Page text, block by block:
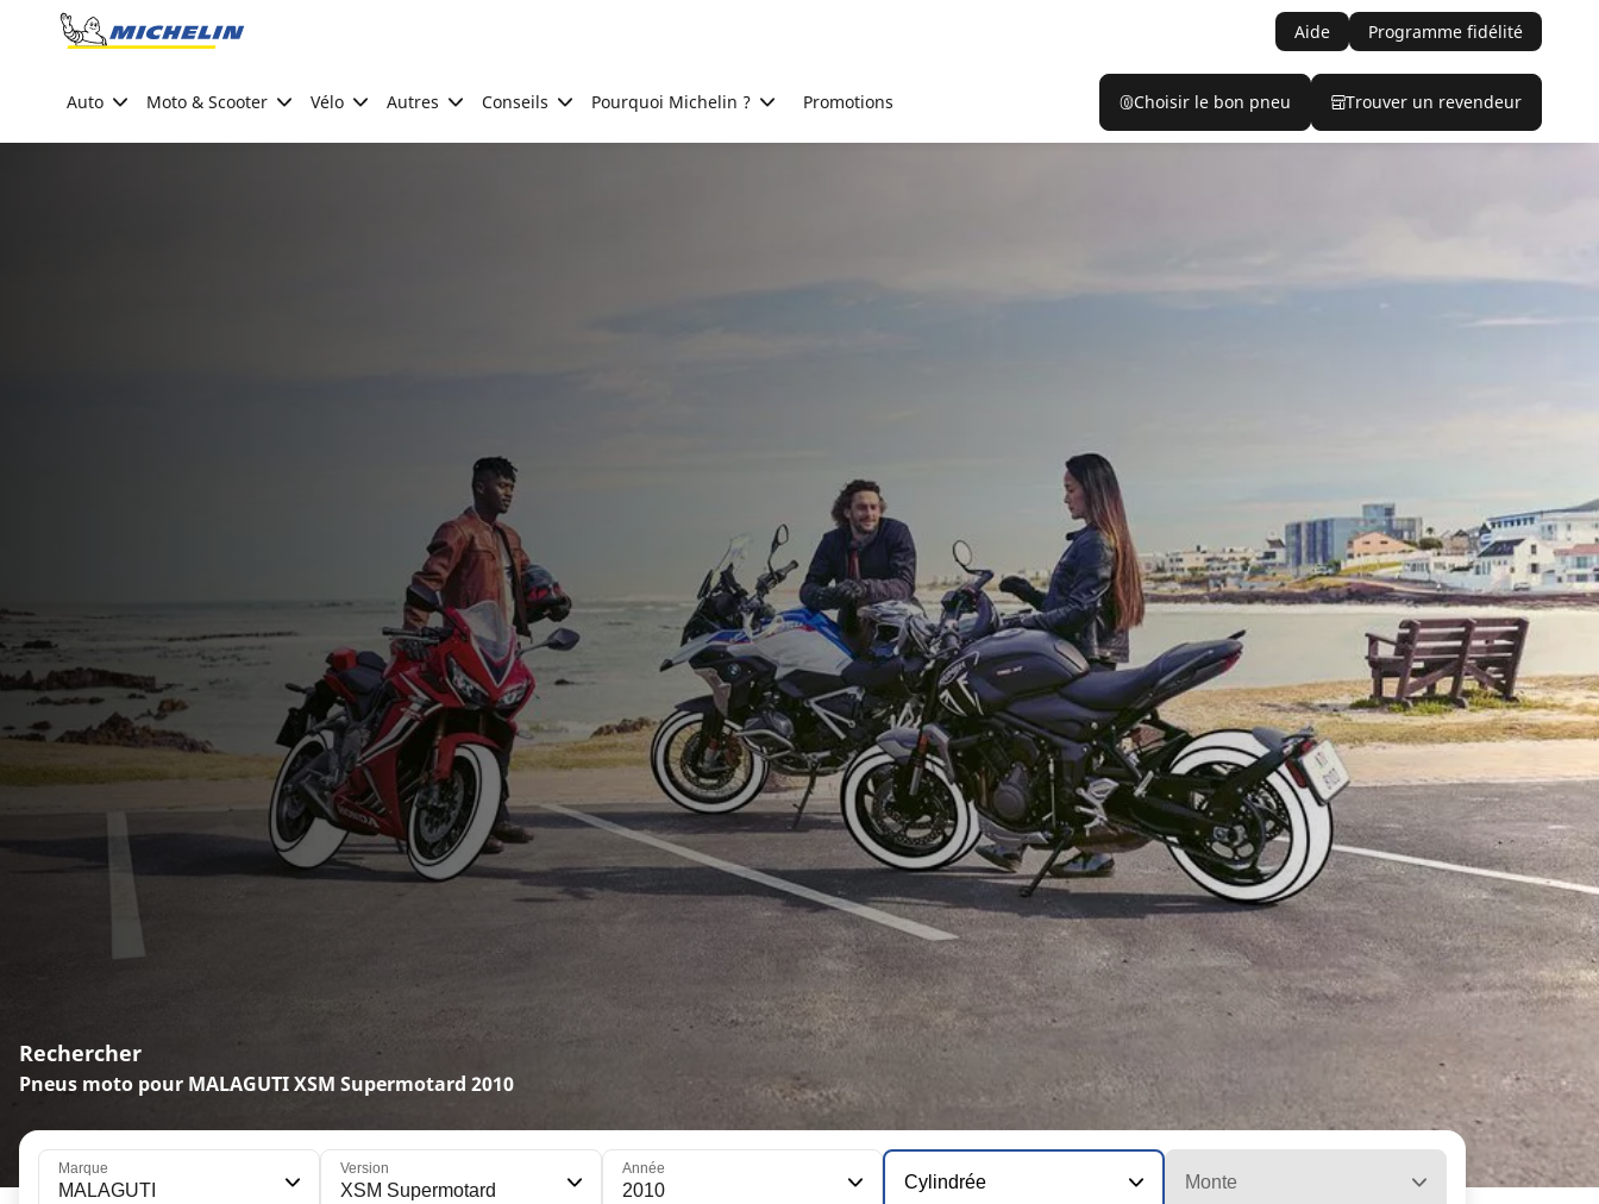
Go to page content
Aide Programme fidélité
Auto Moto & Scooter Vélo Autres Conseils Pourquoi Michelin ? Promotions Choisir le bon pneu Trouver un revendeur
Rechercher
Pneus moto pour MALAGUTI XSM Supermotard 2010
Marque
MALAGUTI
Version
XSM Supermotard
Année
2010 Cylindrée Monte